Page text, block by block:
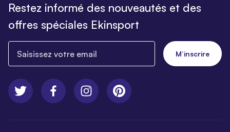
Restez informé des nouveautés et des
offres spéciales Ekinsport
M’inscrire